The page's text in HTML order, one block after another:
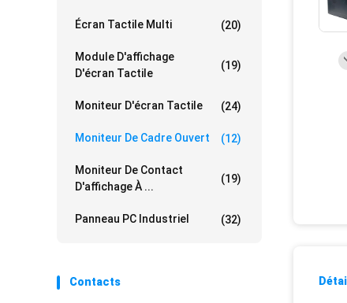
Écran Tactile Multi (20)
Module D'affichage
D'écran Tactile
(19)
Moniteur D'écran Tactile (24)
Moniteur De Cadre Ouvert (12)
Moniteur De Contact
D'affichage À ...
(19)
Panneau PC Industriel (32)
Contacts